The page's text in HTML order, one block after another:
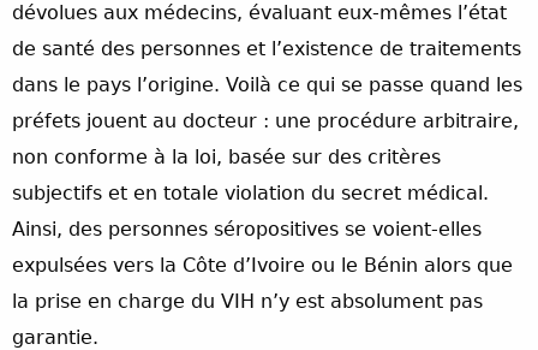
dévolues aux médecins, évaluant eux-mêmes l’état
de santé des personnes et l’existence de traitements
dans le pays l’origine. Voilà ce qui se passe quand les
préfets jouent au docteur : une procédure arbitraire,
non conforme à la loi, basée sur des critères
subjectifs et en totale violation du secret médical.
Ainsi, des personnes séropositives se voient-elles
expulsées vers la Côte d’Ivoire ou le Bénin alors que
la prise en charge du VIH n’y est absolument pas
garantie.